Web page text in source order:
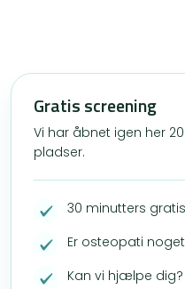
Gratis screening
Vi har åbnet igen her
pladser.
30 minutters
Er osteopati
Kan vi hjælpe dig?